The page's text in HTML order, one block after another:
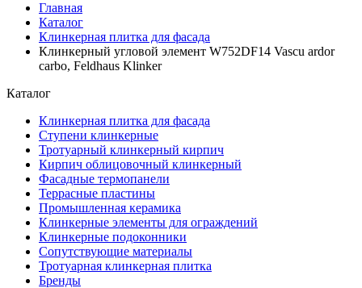
Главная
Каталог
Клинкерная плитка для фасада
Клинкерный угловой элемент W752DF14 Vascu ardor
carbo, Feldhaus Klinker
Каталог
Клинкерная плитка для фасада
Ступени клинкерные
Тротуарный клинкерный кирпич
Кирпич облицовочный клинкерный
Фасадные термопанели
Террасные пластины
Промышленная керамика
Клинкерные элементы для ограждений
Клинкерные подоконники
Сопутствующие материалы
Тротуарная клинкерная плитка
Бренды